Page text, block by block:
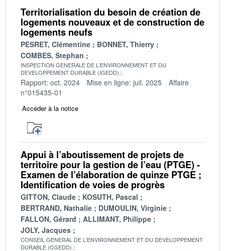
Territorialisation du besoin de création de
logements nouveaux et de construction de
logements neufs
PESRET, Clémentine
BONNET, Thierry
COMBES, Stephan
INSPECTION GENERALE DE L'ENVIRONNEMENT ET DU
DEVELOPPEMENT DURABLE (IGEDD)
Rapport: oct. 2024 Mise en ligne: juil. 2025
Affaire
n°015435-01
Accéder à la notice
Appui à l’aboutissement de projets de
territoire pour la gestion de l’eau (PTGE) -
Examen de l’élaboration de quinze PTGE ;
Identification de voies de progrès
GITTON, Claude
KOSUTH, Pascal
BERTRAND, Nathalie
DUMOULIN, Virginie
FALLON, Gérard
ALLIMANT, Philippe
JOLY, Jacques
CONSEIL GENERAL DE L'ENVIRONNEMENT ET DU DEVELOPPEMENT
DURABLE (CGEDD)